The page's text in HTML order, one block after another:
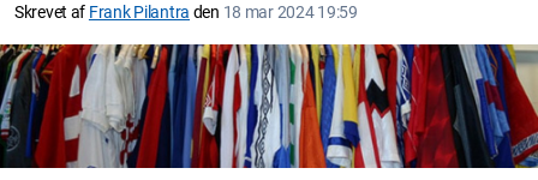
Skrevet af Frank Pilantra den 18 mar 2024 19:59